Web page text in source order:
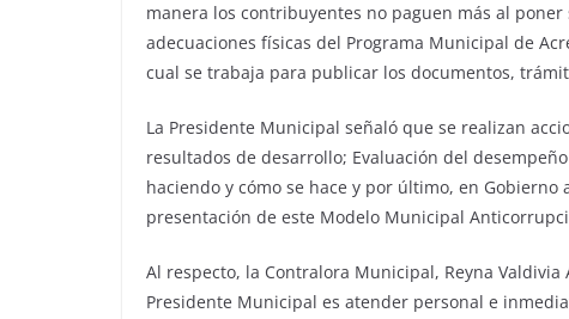
manera los contribuyentes no paguen más al
adecuaciones físicas del Programa Municipal de
cual se trabaja para publicar los documentos,
La Presidente Municipal señaló que se realizan
resultados de desarrollo; Evaluación del
haciendo y cómo se hace y por último, en
presentación de este Modelo Municipal
Al respecto, la Contralora Municipal, Reyna
Presidente Municipal es atender personal e